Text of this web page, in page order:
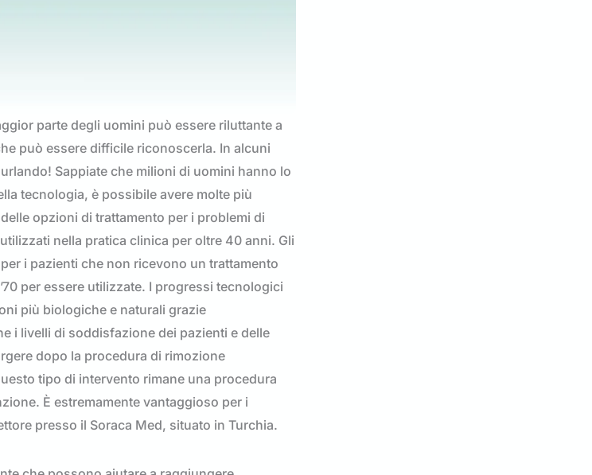
parte degli uomini può essere riluttante a
può essere difficile riconoscerla. In alcuni
Sappiate che milioni di uomini hanno lo
tecnologia, è possibile avere molte più
opzioni di trattamento per i problemi di
nella pratica clinica per oltre 40 anni. Gli
i pazienti che non ricevono un trattamento
per essere utilizzate. I progressi tecnologici
più biologiche e naturali grazie
i livelli di soddisfazione dei pazienti e delle
dopo la procedura di rimozione
tipo di intervento rimane una procedura
È estremamente vantaggioso per i
presso il Soraca Med, situato in Turchia.